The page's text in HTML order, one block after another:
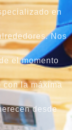
en
Nos
el momento
con la máxima
desde